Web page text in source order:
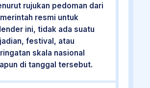
rujukan pedoman dari
resmi untuk
ini, tidak ada suatu
festival, atau
skala nasional
di tanggal tersebut.